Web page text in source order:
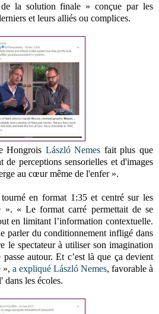
de la solution finale » conçue par les
et leurs alliés ou complices.
Hongrois László Nemes fait plus que
perceptions sensorielles et d'images
au cœur même de l'enfer ».
en format 1:35 et centré sur les
». « Le format carré permettait de se
en limitant l’information contextuelle.
parler du conditionnement infligé dans
le spectateur à utiliser son imagination
autour. Et c’est là que ça devient
», a expliqué László Nemes, favorable à
les écoles.